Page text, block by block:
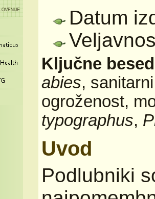
Datum
Ključne
abies,
ogroženost,
typographus,
Uvod
Podlubniki